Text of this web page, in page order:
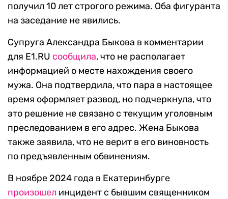
получил 10 лет строгого режима. Оба фигуранта
на заседание не явились.
Супруга Александра Быкова в комментарии
для E1.RU сообщила, что не располагает
информацией о месте нахождения своего
мужа. Она подтвердила, что пара в настоящее
время оформляет развод, но подчеркнула, что
это решение не связано с текущим уголовным
преследованием в его адрес. Жена Быкова
также заявила, что не верит в его виновность
по предъявленным обвинениям.
В ноябре 2024 года в Екатеринбурге
произошел инцидент с бывшим священником